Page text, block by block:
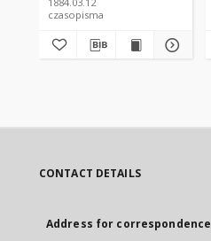
czasopisma
CONTACT DETAILS
Address for correspondence